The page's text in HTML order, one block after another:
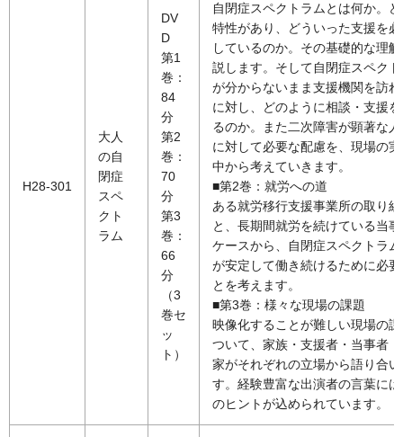
H28-301
大人
の自
閉症
スペ
クト
ラム
DV
D
第1
巻：
84
分
第2
巻：
70
分
第3
巻：
66
分
（3
巻セ
ッ
ト）
自閉症スペクトラムとは何か。
特性があり、どういった支援を
しているのか。その基礎的な理
説します。そして自閉症スペク
が分からないまま支援機関を訪
に対し、どのように相談・支援
るのか。また二次障害が顕著な
に対して必要な配慮を、現場の
中から考えていきます。
■第2巻：就労への道
ある就労移行支援事業所の取り
と、長期間就労を続けている当
ケースから、自閉症スペクトラ
が安定して働き続けるために必
とを考えます。
■第3巻：様々な現場の課題
映像化することが難しい現場の
ついて、家族・支援者・当事者
家がそれぞれの立場から語り合
す。経験豊富な出演者の言葉に
のヒントが込められています。